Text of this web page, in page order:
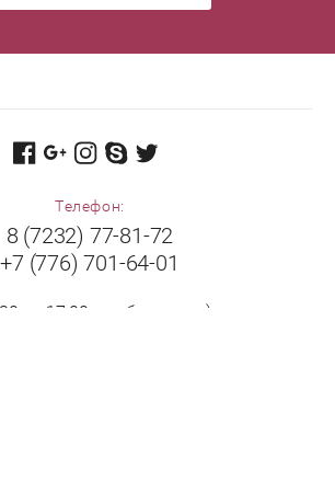
Телефон:
8 (7232) 77-81-72
+7 (776) 701-64-01
до 17:00 в рабочие дни)